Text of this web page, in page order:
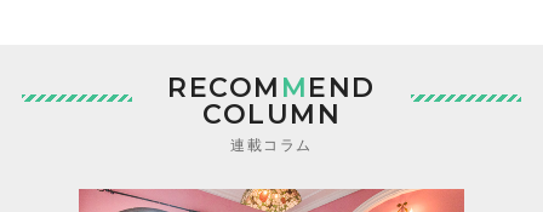
RECOM MEND
COLUMN
連載コラム